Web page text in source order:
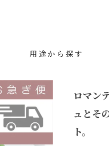
用途から探す
ロマン
ュとそ
ト。